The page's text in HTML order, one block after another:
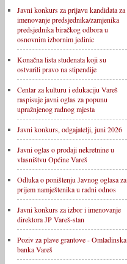
Javni konkurs za prijavu kandidata za
imenovanje predsjednika/zamjenika
predsjednika biračkog odbora u
osnovnim izbornim jedinic
Konačna lista studenata koji su
ostvarili pravo na stipendije
Centar za kulturu i edukaciju Vareš
raspisuje javni oglas za popunu
upražnjenog radnog mjesta
Javni konkurs, odgajatelji, juni 2026
Javni oglas o prodaji nekretnine u
vlasništvu Općine Vareš
Odluka o poništenju Javnog oglasa za
prijem namještenika u radni odnos
Javni konkurs za izbor i imenovanje
direktora JP Vareš-stan
Poziv za plave grantove - Omladinska
banka Vareš